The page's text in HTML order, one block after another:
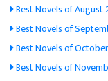
Best Novels of August
Best Novels of
Best Novels of
Best Novels of